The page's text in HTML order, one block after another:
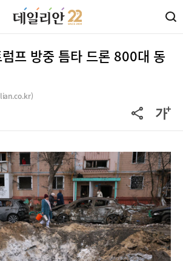
프 방중 틈타 드론 800대 동